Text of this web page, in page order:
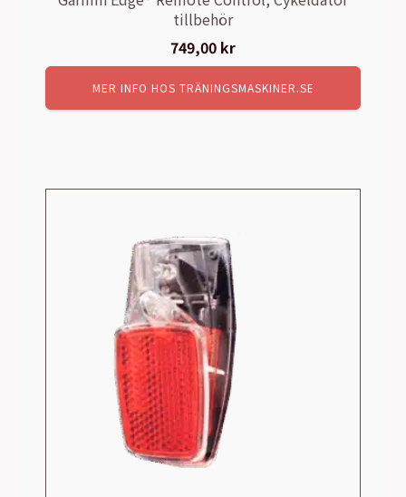
tillbehör
749,00 kr
MER INFO HOS TRÄNINGSMASKINER.SE